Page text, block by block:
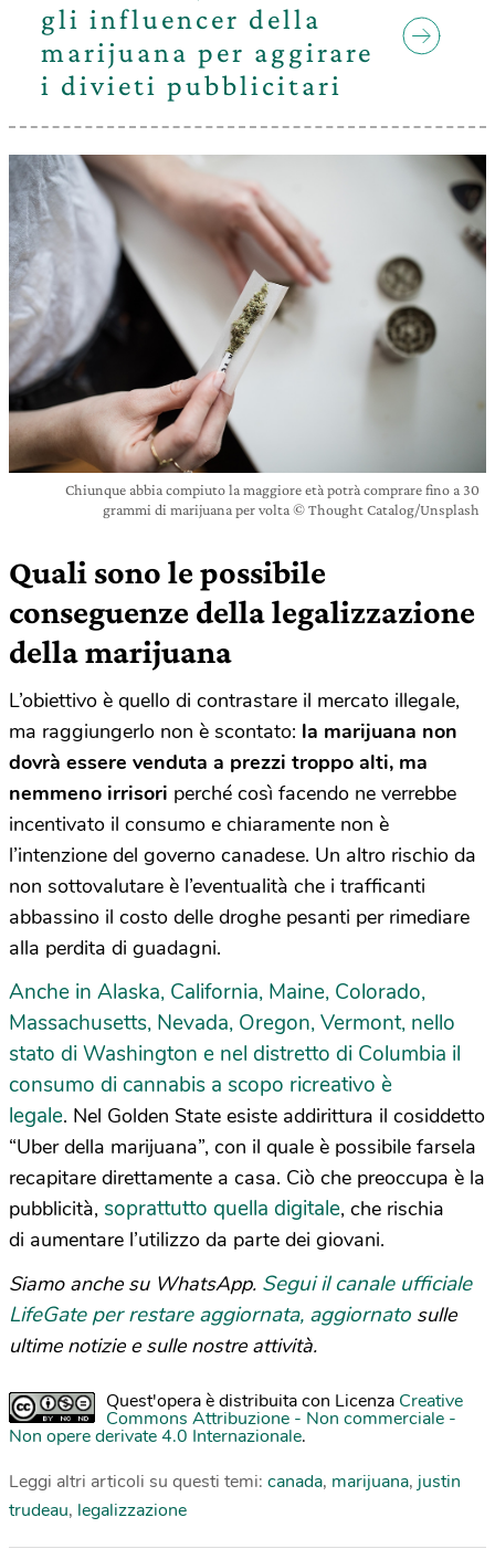
gli influencer della
marijuana per aggirare
i divieti pubblicitari
Chiunque abbia compiuto la maggiore età potrà comprare fino a 30
grammi di marijuana per volta © Thought Catalog/Unsplash
Quali sono le possibile
conseguenze della legalizzazione
della marijuana
L’obiettivo è quello di contrastare il mercato illegale,
ma raggiungerlo non è scontato: la marijuana non
dovrà essere venduta a prezzi troppo alti, ma
nemmeno irrisori perché così facendo ne verrebbe
incentivato il consumo e chiaramente non è
l’intenzione del governo canadese. Un altro rischio da
non sottovalutare è l’eventualità che i trafficanti
abbassino il costo delle droghe pesanti per rimediare
alla perdita di guadagni.
Anche in Alaska, California, Maine, Colorado,
Massachusetts, Nevada, Oregon, Vermont, nello
stato di Washington e nel distretto di Columbia il
consumo di cannabis a scopo ricreativo è
legale. Nel Golden State esiste addirittura il cosiddetto
“Uber della marijuana”, con il quale è possibile farsela
recapitare direttamente a casa. Ciò che preoccupa è la
pubblicità, soprattutto quella digitale, che rischia
di aumentare l’utilizzo da parte dei giovani.
Siamo anche su WhatsApp. Segui il canale ufficiale
LifeGate per restare aggiornata, aggiornato sulle
ultime notizie e sulle nostre attività.
Quest'opera è distribuita con Licenza Creative
Commons Attribuzione - Non commerciale -
Non opere derivate 4.0 Internazionale.
Leggi altri articoli su questi temi: canada, marijuana, justin
trudeau, legalizzazione